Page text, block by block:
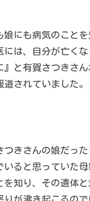
娘にも病気のこと
には、自分が亡く
』と有賀さつきさ
道されていました。
つきさんの娘だった
いると思っていた
を知り、その遺体
りが沸き起こるの